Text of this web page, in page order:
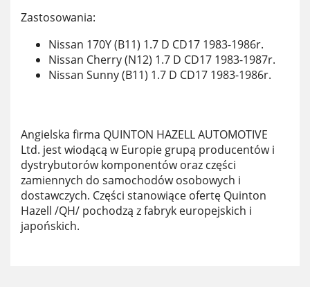
Zastosowania:
Nissan 170Y (B11) 1.7 D CD17 1983-1986r.
Nissan Cherry (N12) 1.7 D CD17 1983-1987r.
Nissan Sunny (B11) 1.7 D CD17 1983-1986r.
Angielska firma QUINTON HAZELL AUTOMOTIVE
Ltd. jest wiodącą w Europie grupą producentów i
dystrybutorów komponentów oraz części
zamiennych do samochodów osobowych i
dostawczych. Części stanowiące ofertę Quinton
Hazell /QH/ pochodzą z fabryk europejskich i
japońskich.